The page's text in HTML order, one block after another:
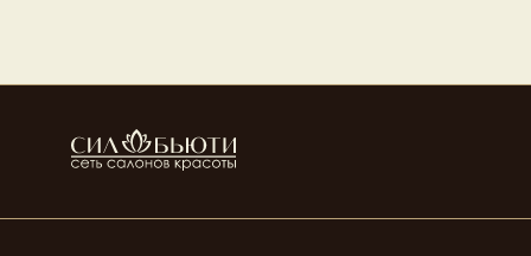
Мастер ногтевого сервиса
Топ мастер ногтевого
ногтевого сервиса